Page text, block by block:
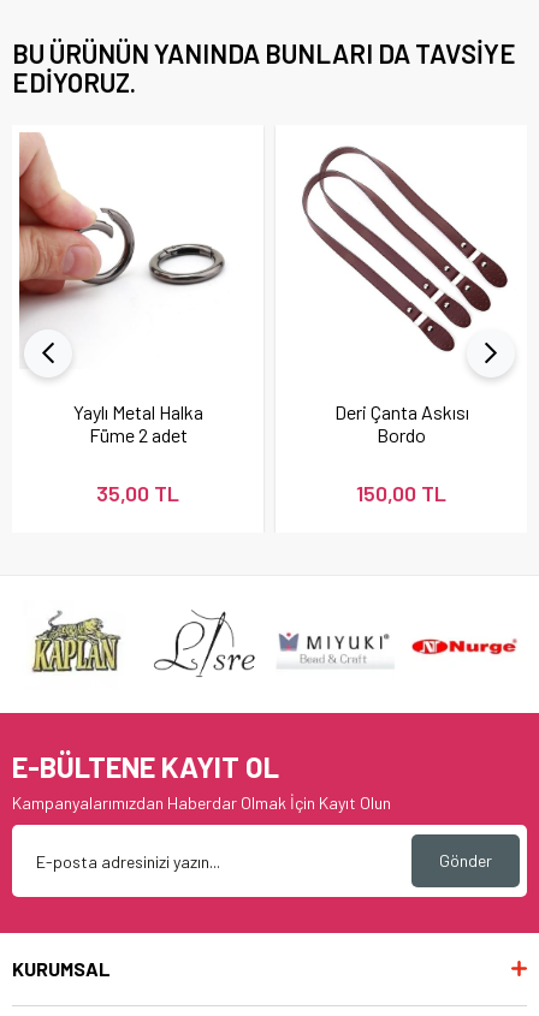
BU ÜRÜNÜN YANINDA BUNLARI DA TAVSIYE
EDIYORUZ.
Yaylı Metal Halka
Füme 2 adet
35,00 TL
Deri Çanta Askısı
Bordo
150,00 TL
E-BÜLTENE KAYIT OL
Kampanyalarımızdan Haberdar Olmak İçin Kayıt Olun
Gönder
KURUMSAL